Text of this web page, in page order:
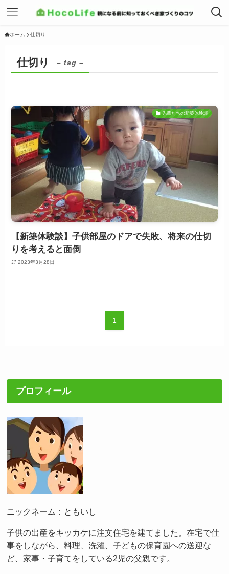
ホーム 仕切り
仕切り – tag –
先輩たちの新築体験談
【新築体験談】子供部屋のドアで失敗、将来の仕切
りを考えると面倒
2023年3月28日
1
プロフィール
ニックネーム：ともいし
子供の出産をキッカケに注文住宅を建てました。在宅で仕
事をしながら、料理、洗濯、子どもの保育園への送迎な
ど、家事・子育てをしている2児の父親です。